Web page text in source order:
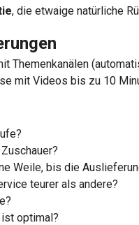
, die etwaige natürliche
Themenkanälen
mit Videos bis zu 10
Weile, bis die
teurer als andere?
optimal?